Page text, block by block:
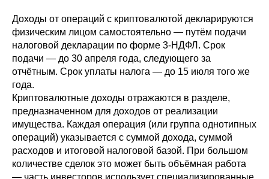
Доходы от операций с криптовалютой декларируются
физическим лицом самостоятельно — путём подачи
налоговой декларации по форме 3-НДФЛ. Срок
подачи — до 30 апреля года, следующего за
отчётным. Срок уплаты налога — до 15 июля того же
года.
Криптовалютные доходы отражаются в разделе,
предназначенном для доходов от реализации
имущества. Каждая операция (или группа однотипных
операций) указывается с суммой дохода, суммой
расходов и итоговой налоговой базой. При большом
количестве сделок это может быть объёмная работа
— часть инвесторов использует специализированные